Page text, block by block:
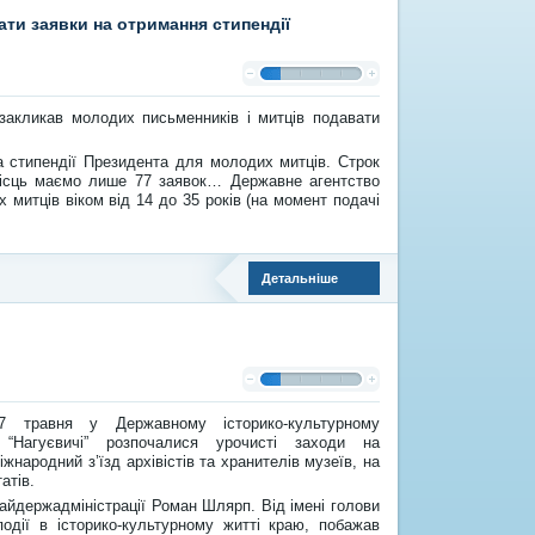
заявки на отримання стипендії
молодих письменників і митців подавати
Президента для молодих митців. Строк
маємо лише 77 заявок… Державне агентство
митців віком від 14 до 35 років (на момент подачі
Детальніше
травня у Державному історико-культурному
“Нагуєвичі” розпочалися урочисті заходи на
з’їзд архівістів та хранителів музеїв, на
Роман Шлярп. Від імені голови
в історико-культурному житті краю, побажав